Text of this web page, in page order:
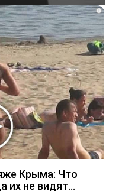
i
Крыма: Что
их не видят...